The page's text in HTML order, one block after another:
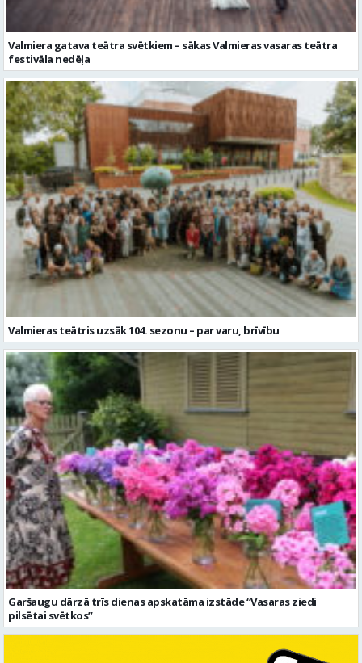
Valmiera gatava teātra svētkiem – sākas Valmieras vasaras teātra
festivāla nedēļa
Valmieras teātris uzsāk 104. sezonu – par varu, brīvību
Garšaugu dārzā trīs dienas apskatāma izstāde “Vasaras ziedi
pilsētai svētkos”